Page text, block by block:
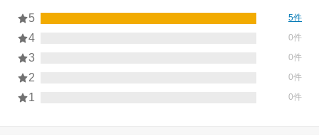
5 5件
4 0件
3 0件
2 0件
1 0件